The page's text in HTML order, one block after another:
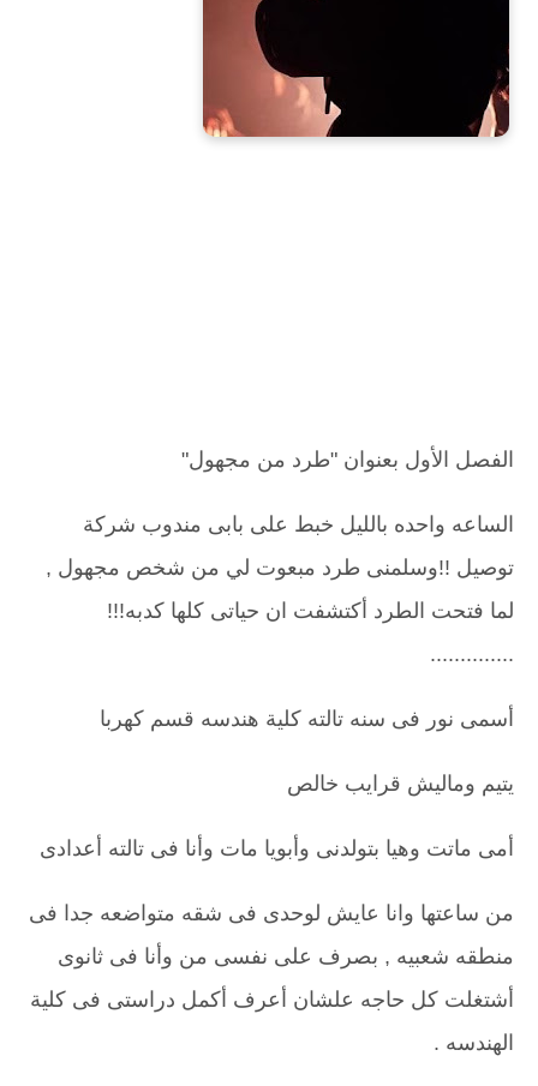
الفصل الأول بعنوان "طرد من مجهول"
الساعه واحده بالليل خبط على بابى مندوب شركة
توصيل !!وسلمنى طرد مبعوت لي من شخص مجهول ,
لما فتحت الطرد أكتشفت ان حياتى كلها كدبه!!!
..............
أسمى نور فى سنه تالته كلية هندسه قسم كهربا
يتيم وماليش قرايب خالص
أمى ماتت وهيا بتولدنى وأبويا مات وأنا فى تالته أعدادى
من ساعتها وانا عايش لوحدى فى شقه متواضعه جدا فى
منطقه شعبيه , بصرف على نفسى من وأنا فى ثانوى
أشتغلت كل حاجه علشان أعرف أكمل دراستى فى كلية
الهندسه .